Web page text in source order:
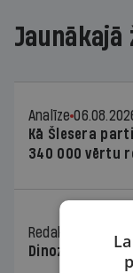
Jaunākajā
Analīze
Kā Šlesera
340 000 vērtu
Redaktores sleja
Dinozaura triks